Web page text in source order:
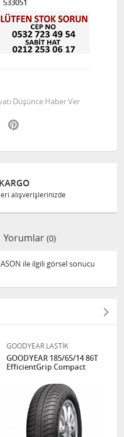
533051
Düşünce Haber Ver
Twitter
Yorumlar (0)
GOODYEAR LASTİK
GOODYEAR 185/65/14 86T
EfficientGrip Compact